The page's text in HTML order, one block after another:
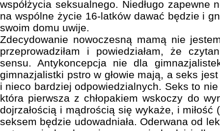
współżycia seksualnego. Niedługo zapewne
na wspólne życie 16-latków dawać będzie i
swoim domu uwije.
Zdecydowanie nowoczesną mamą nie
przeprowadziłam i powiedziałam, że
sensu. Antykoncepcja nie dla
gimnazjalistki pstro w głowie mają, a seks
i nieco bardziej odpowiedzialnych. Seks to
która pierwsza z chłopakiem wskoczy do
dojrzałością i mądrością się wykaże, i miłość
seksem będzie udowadniała. Oderwana od